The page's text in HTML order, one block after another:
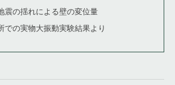
震の揺れによる壁の変位量
での実物大振動実験結果より